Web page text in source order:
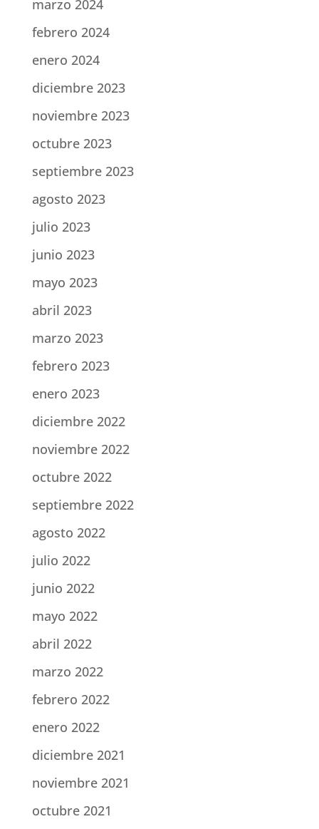
marzo 2024
febrero 2024
enero 2024
diciembre 2023
noviembre 2023
octubre 2023
septiembre 2023
agosto 2023
julio 2023
junio 2023
mayo 2023
abril 2023
marzo 2023
febrero 2023
enero 2023
diciembre 2022
noviembre 2022
octubre 2022
septiembre 2022
agosto 2022
julio 2022
junio 2022
mayo 2022
abril 2022
marzo 2022
febrero 2022
enero 2022
diciembre 2021
noviembre 2021
octubre 2021